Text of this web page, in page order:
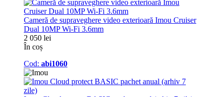
Cameră de supraveghere video exterioară Imou Cruiser
Dual 10MP Wi-Fi 3.6mm
2 050 lei
În coș
Cod: abi1060